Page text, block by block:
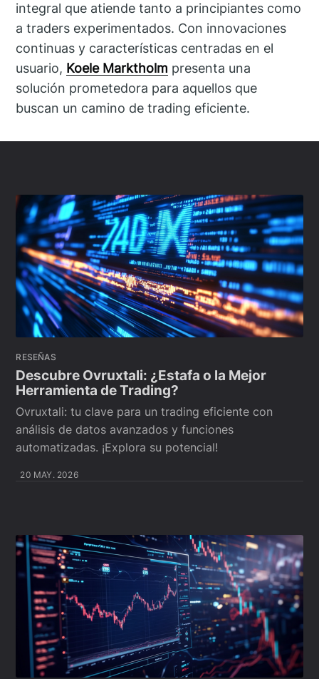
integral que atiende tanto a principiantes como
a traders experimentados. Con innovaciones
continuas y características centradas en el
usuario, Koele Marktholm presenta una
solución prometedora para aquellos que
buscan un camino de trading eficiente.
RESEÑAS
Descubre Ovruxtali: ¿Estafa o la Mejor
Herramienta de Trading?
Ovruxtali: tu clave para un trading eficiente con
análisis de datos avanzados y funciones
automatizadas. ¡Explora su potencial!
20 MAY. 2026